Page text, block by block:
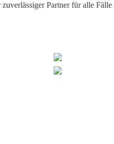
Partner für alle